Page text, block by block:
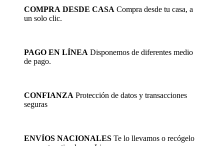
COMPRA DESDE CASA Compra desde tu casa, a
un solo clic.
PAGO EN LÍNEA Disponemos de diferentes medio
de pago.
CONFIANZA Protección de datos y transacciones
seguras
ENVÍOS NACIONALES Te lo llevamos o recógelo